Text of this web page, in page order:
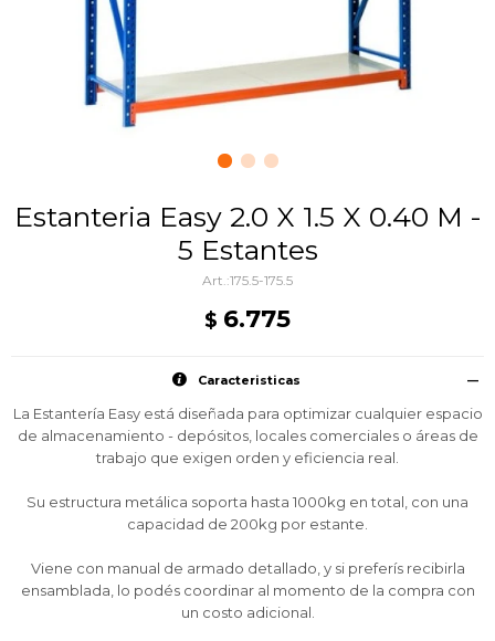
Estanteria Easy 2.0 X 1.5 X 0.40 M -
5 Estantes
175.5-175.5
$ 6.775
Caracteristicas
La Estantería Easy está diseñada para optimizar cualquier espacio
de almacenamiento - depósitos, locales comerciales o áreas de
trabajo que exigen orden y eficiencia real.
Su estructura metálica soporta hasta 1000kg en total, con una
capacidad de 200kg por estante.
Viene con manual de armado detallado, y si preferís recibirla
ensamblada, lo podés coordinar al momento de la compra con
un costo adicional.